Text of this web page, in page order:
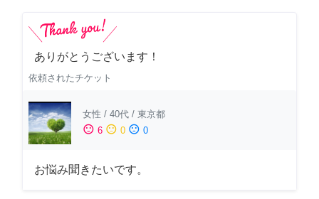
ありがとうございます！
依頼されたチケット
女性 / 40代 / 東京都
sentiment_satisfied 6 sentiment_neutral 0 sentiment_dissatisfied 0
お悩み聞きたいです。